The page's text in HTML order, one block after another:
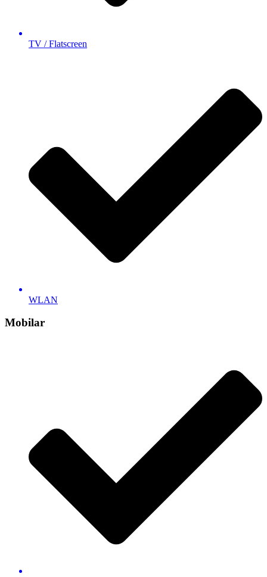
TV / Flatscreen
WLAN
Mobilar